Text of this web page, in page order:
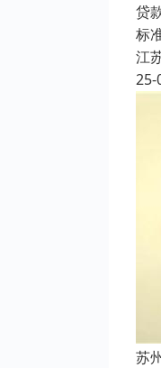
贷
标
江
25-
苏